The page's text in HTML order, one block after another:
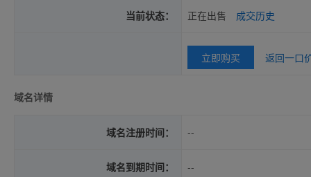
当前状态： 正在出售 成交历史
立即购买 返回一口
域名详情
域名注册时间： --
域名到期时间： --